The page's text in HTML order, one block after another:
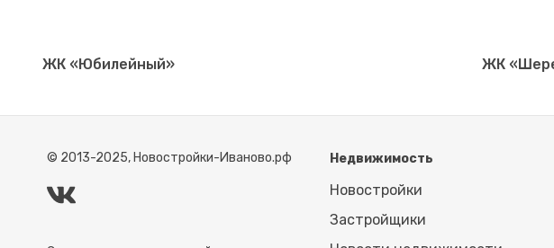
ЖК «Юбилейный» ЖК
© 2013-2025, Новостройки-Иваново.рф Недвижимость
Новостройки
Застройщики